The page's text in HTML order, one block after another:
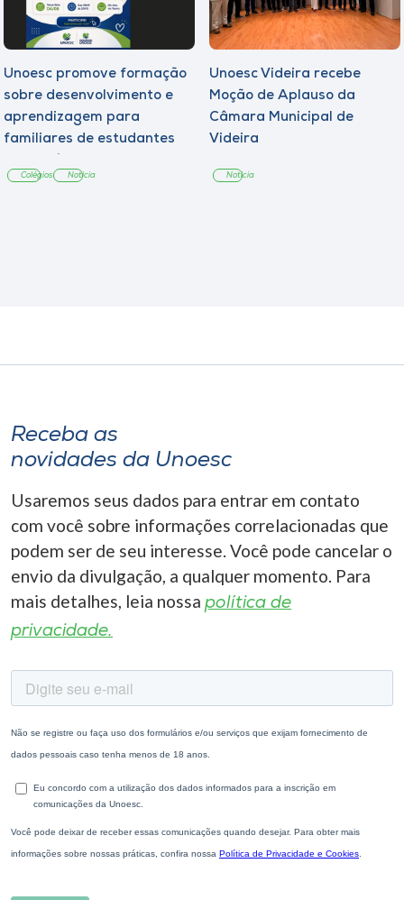
Unoesc promove formação
sobre desenvolvimento e
aprendizagem para
familiares de estudantes
Colégios Notícia
Unoesc Videira recebe
Moção de Aplauso da
Câmara Municipal de
Videira
Notícia
Receba as
novidades da Unoesc
Usaremos seus dados para entrar em contato
com você sobre informações correlacionadas que
podem ser de seu interesse. Você pode cancelar o
envio da divulgação, a qualquer momento. Para
mais detalhes, leia nossa política de
privacidade.